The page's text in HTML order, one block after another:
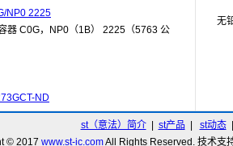
NP0 2225
器 C0G，NP0（1B） 2225（5763 公
ND
无
st（意法）简介| st产品 st动态|
© 2017 www.st-ic.comAll Rights Reserved. 技术支持